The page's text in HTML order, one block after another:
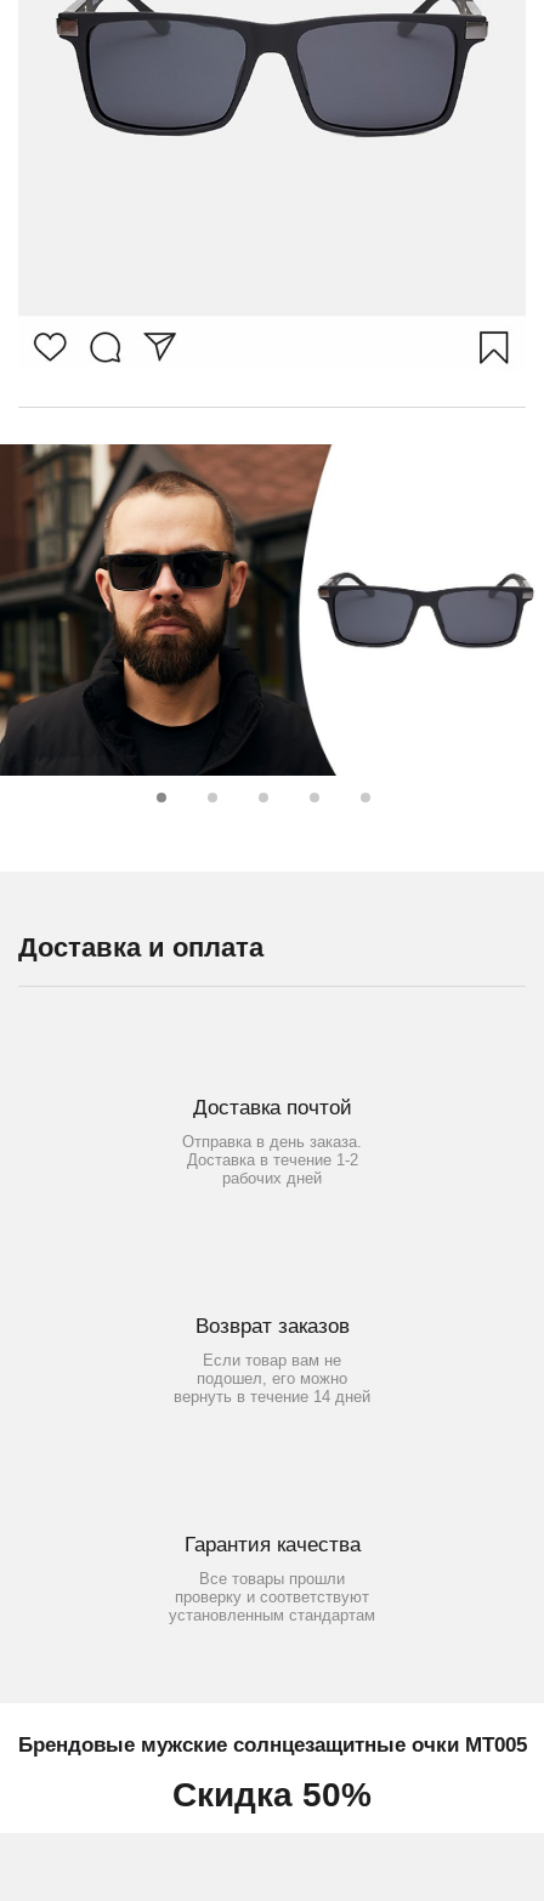
Доставка и оплата
Доставка почтой
Отправка в день заказа.
Доставка в течение 1-2
рабочих дней
Возврат заказов
Если товар вам не
подошел, его можно
вернуть в течение 14 дней
Гарантия качества
Все товары прошли
проверку и соответствуют
установленным стандартам
Брендовые мужские солнцезащитные очки МТ005
Скидка 50%